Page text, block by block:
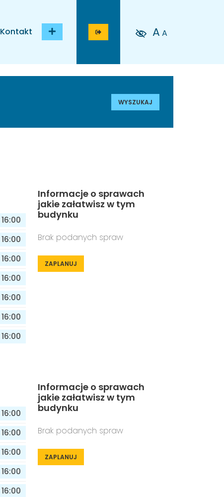
Kontakt A A
WYSZUKAJ
16:00
16:00
16:00
16:00
16:00
16:00
16:00
Informacje o sprawach
jakie załatwisz w tym
budynku
Brak podanych spraw
ZAPLANUJ
16:00
16:00
16:00
16:00
16:00
Informacje o sprawach
jakie załatwisz w tym
budynku
Brak podanych spraw
ZAPLANUJ